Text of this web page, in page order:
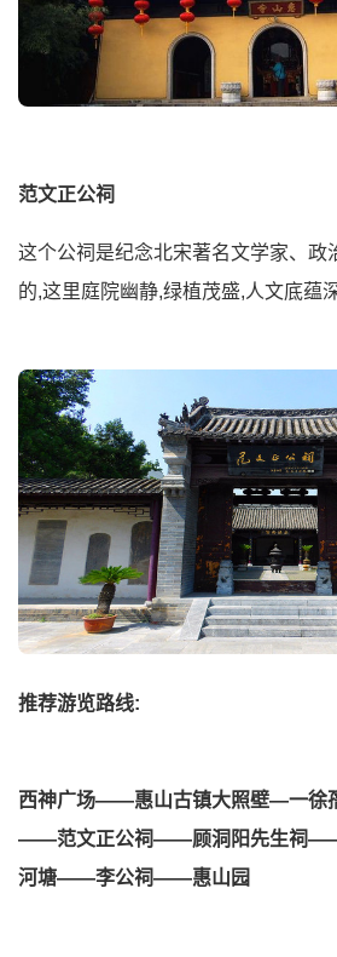
范文正公祠
这个公祠是纪念北宋著名文学家、政
的,这里庭院幽静,绿植茂盛,人文底蕴深
推荐游览路线:
西神广场——惠山古镇大照壁—一徐
——范文正公祠——顾洞阳先生祠
河塘——李公祠——惠山园